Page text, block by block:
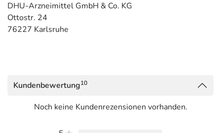
DHU-Arzneimittel GmbH & Co. KG
Ottostr. 24
76227 Karlsruhe
Kundenbewertung10
Noch keine Kundenrezensionen vorhanden.